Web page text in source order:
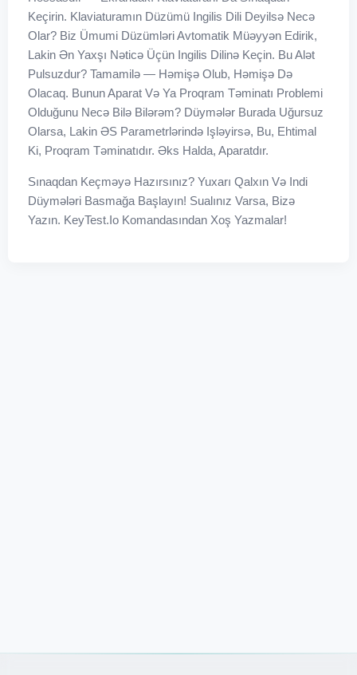
Keçirin. Klaviaturamın Düzümü Ingilis Dili Deyilsə Necə
Olar? Biz Ümumi Düzümləri Avtomatik Müəyyən Edirik,
Lakin Ən Yaxşı Nəticə Üçün Ingilis Dilinə Keçin. Bu Alət
Pulsuzdur? Tamamilə — Həmişə Olub, Həmişə Də
Olacaq. Bunun Aparat Və Ya Proqram Təminatı Problemi
Olduğunu Necə Bilə Bilərəm? Düymələr Burada Uğursuz
Olarsa, Lakin ƏS Parametrlərində Işləyirsə, Bu, Ehtimal
Ki, Proqram Təminatıdır. Əks Halda, Aparatdır.
Sınaqdan Keçməyə Hazırsınız? Yuxarı Qalxın Və Indi
Düymələri Basmağa Başlayın! Sualınız Varsa, Bizə
Yazın. KeyTest.io Komandasından Xoş Yazmalar!